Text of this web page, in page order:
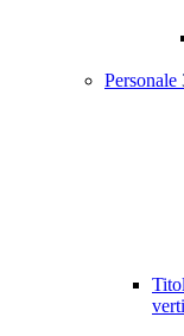
Personale